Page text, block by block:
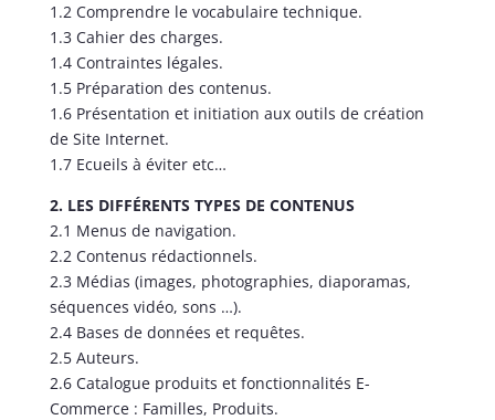
1.2 Comprendre le vocabulaire technique.
1.3 Cahier des charges.
1.4 Contraintes légales.
1.5 Préparation des contenus.
1.6 Présentation et initiation aux outils de création
de Site Internet.
1.7 Ecueils à éviter etc…
2. LES DIFFÉRENTS TYPES DE CONTENUS
2.1 Menus de navigation.
2.2 Contenus rédactionnels.
2.3 Médias (images, photographies, diaporamas,
séquences vidéo, sons …).
2.4 Bases de données et requêtes.
2.5 Auteurs.
2.6 Catalogue produits et fonctionnalités E-
Commerce : Familles, Produits.